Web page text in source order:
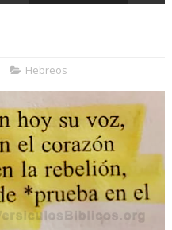
Hebreos